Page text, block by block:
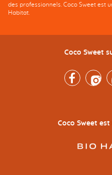
des professionnels. Coco Sweet est
Habitat.
Coco Sweet
FacebookInstagram
Coco Sweet